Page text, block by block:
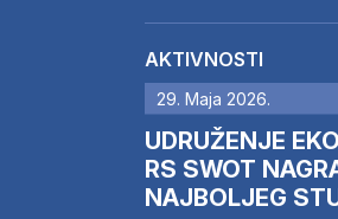
AKTIVNOSTI
29. Maja 2026.
UDRUŽENJE
RS SWOT
NAJBOLJEG